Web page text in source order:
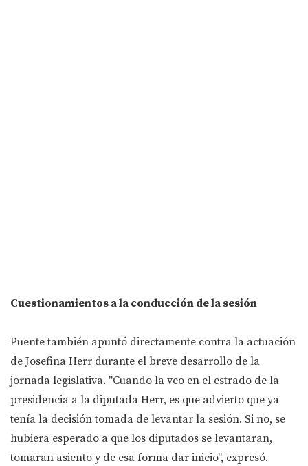
Cuestionamientos a la conducción de la sesión
Puente también apuntó directamente contra la actuación
de Josefina Herr durante el breve desarrollo de la
jornada legislativa. "Cuando la veo en el estrado de la
presidencia a la diputada Herr, es que advierto que ya
tenía la decisión tomada de levantar la sesión. Si no, se
hubiera esperado a que los diputados se levantaran,
tomaran asiento y de esa forma dar inicio", expresó.